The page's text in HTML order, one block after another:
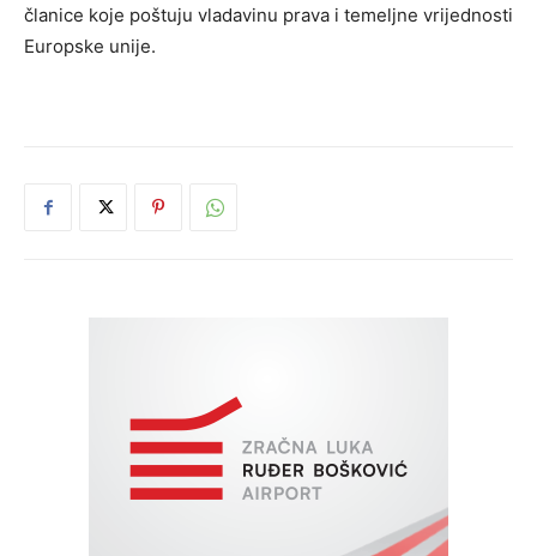
članice koje poštuju vladavinu prava i temeljne vrijednosti
Europske unije.